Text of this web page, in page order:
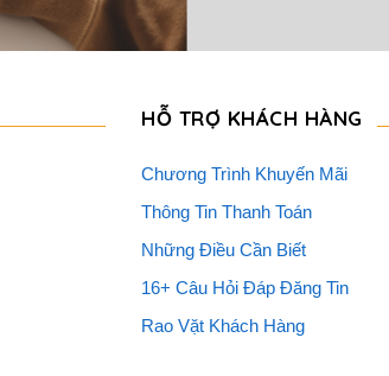
HỖ TRỢ KHÁCH HÀNG
Chương Trình Khuyến Mãi
Thông Tin Thanh Toán
Những Điều Cần Biết
16+ Câu Hỏi Đáp Đăng Tin
Rao Vặt Khách Hàng